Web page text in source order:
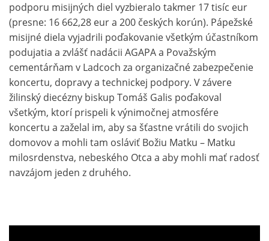
podporu misijných diel vyzbieralo takmer 17 tisíc eur
(presne: 16 662,28 eur a 200 českých korún). Pápežské
misijné diela vyjadrili poďakovanie všetkým účastníkom
podujatia a zvlášť nadácii AGAPA a Považským
cementárňam v Ladcoch za organizačné zabezpečenie
koncertu, dopravy a technickej podpory. V závere
žilinský diecézny biskup Tomáš Galis poďakoval
všetkým, ktorí prispeli k výnimočnej atmosfére
koncertu a zaželal im, aby sa šťastne vrátili do svojich
domovov a mohli tam osláviť Božiu Matku – Matku
milosrdenstva, nebeského Otca a aby mohli mať radosť
navzájom jeden z druhého.